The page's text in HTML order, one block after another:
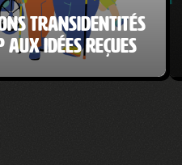
transidentités
aux idées reçues